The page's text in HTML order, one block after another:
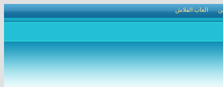
العاب الفلاش